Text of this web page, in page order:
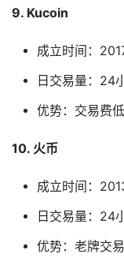
9. Kucoin
成立时间：
日交易量：24
优势：交易费
10. 火币
成立时间：
日交易量：24
优势：老牌交